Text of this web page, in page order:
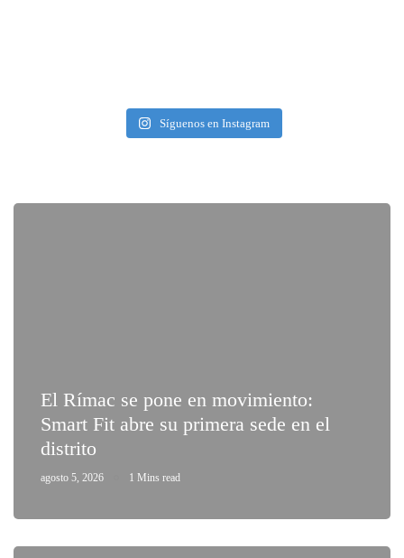
Síguenos en Instagram
El Rímac se pone en movimiento:
Smart Fit abre su primera sede en el
distrito
agosto 5, 2026 1 Mins read